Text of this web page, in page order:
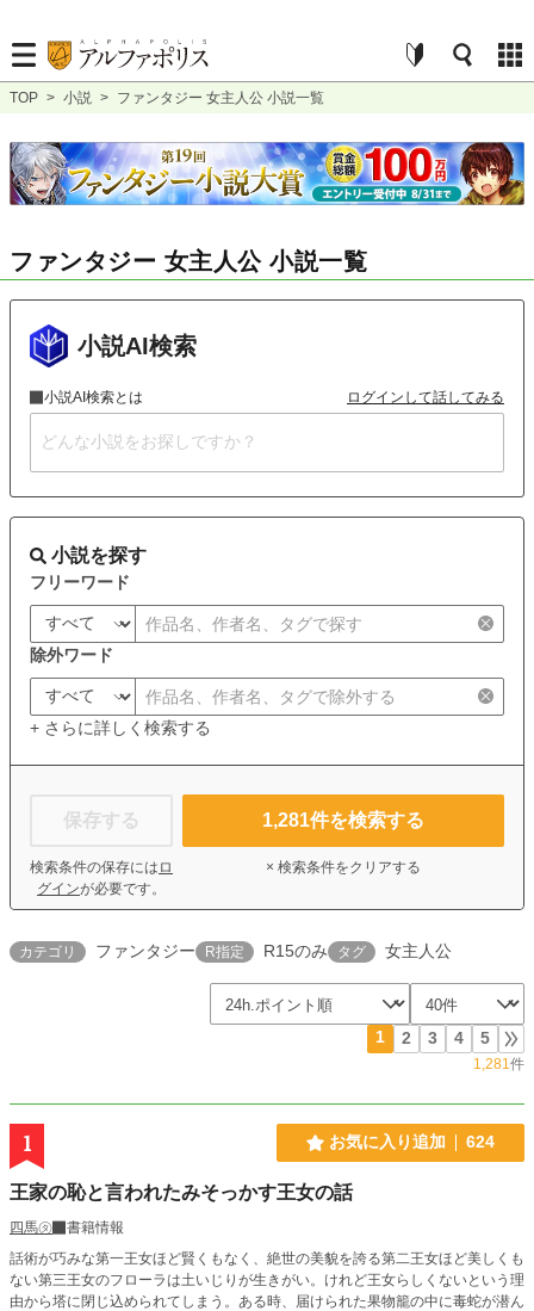
TOP > 小説 > ファンタジー 女主人公 小説一覧
ファンタジー 女主人公 小説一覧
小説AI検索
小説AI検索とは ログインして話してみる
小説を探す
フリーワード
除外ワード
+ さらに詳しく検索する
保存する
検索条件の保存には ロ
グインが必要です。
1,281件を検索する
× 検索条件をクリアする
カテゴリ ファンタジー R指定 R15のみ タグ 女主人公
1 2 3 4 5
1,281件
1 お気に入り追加 624
王家の恥と言われたみそっかす王女の話
四馬㋟
書籍情報
話術が巧みな第一王女ほど賢くもなく、絶世の美貌を誇る第二王女ほど美しくも
ない第三王女のフローラは土いじりが生きがい。けれど王女らしくないという理
由から塔に閉じ込められてしまう。ある時、届けられた果物籠の中に毒蛇が潜ん